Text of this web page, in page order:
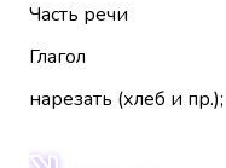
Часть речи
Глагол
нарезать (хлеб и